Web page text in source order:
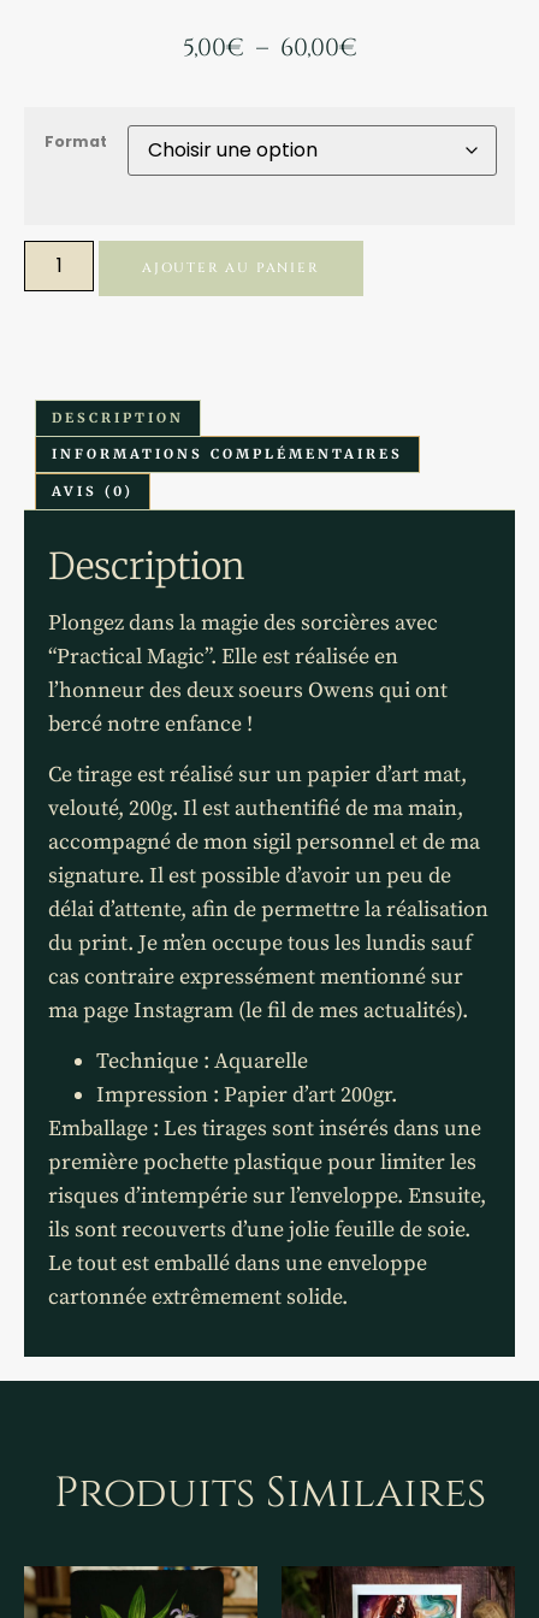
5,00€ – 60,00€
Format
AJOUTER AU PANIER
DESCRIPTION
INFORMATIONS COMPLÉMENTAIRES
AVIS (0)
Description
Plongez dans la magie des sorcières avec
“Practical Magic”. Elle est réalisée en
l’honneurdes deux soeurs Owens qui ont
bercé notre enfance !
Ce tirage est réalisé sur un papier d’art mat,
velouté, 200g. Il est authentifié de ma main,
accompagné de mon sigil personnel et de ma
signature. Il est possible d’avoir un peu de
délai d’attente, afin de permettre la réalisation
du print. Je m’en occupe tous les lundis sauf
cas contraire expressément mentionné sur
ma page Instagram (le fil de mes actualités).
Technique : Aquarelle
Impression : Papier d’art 200gr.
Emballage : Les tirages sont insérés dans une
première pochette plastique pour limiter les
risques d’intempérie sur l’enveloppe. Ensuite,
ils sont recouverts d’une jolie feuille de soie.
Le tout est emballé dans une enveloppe
cartonnée extrêmement solide.
Produits Similaires